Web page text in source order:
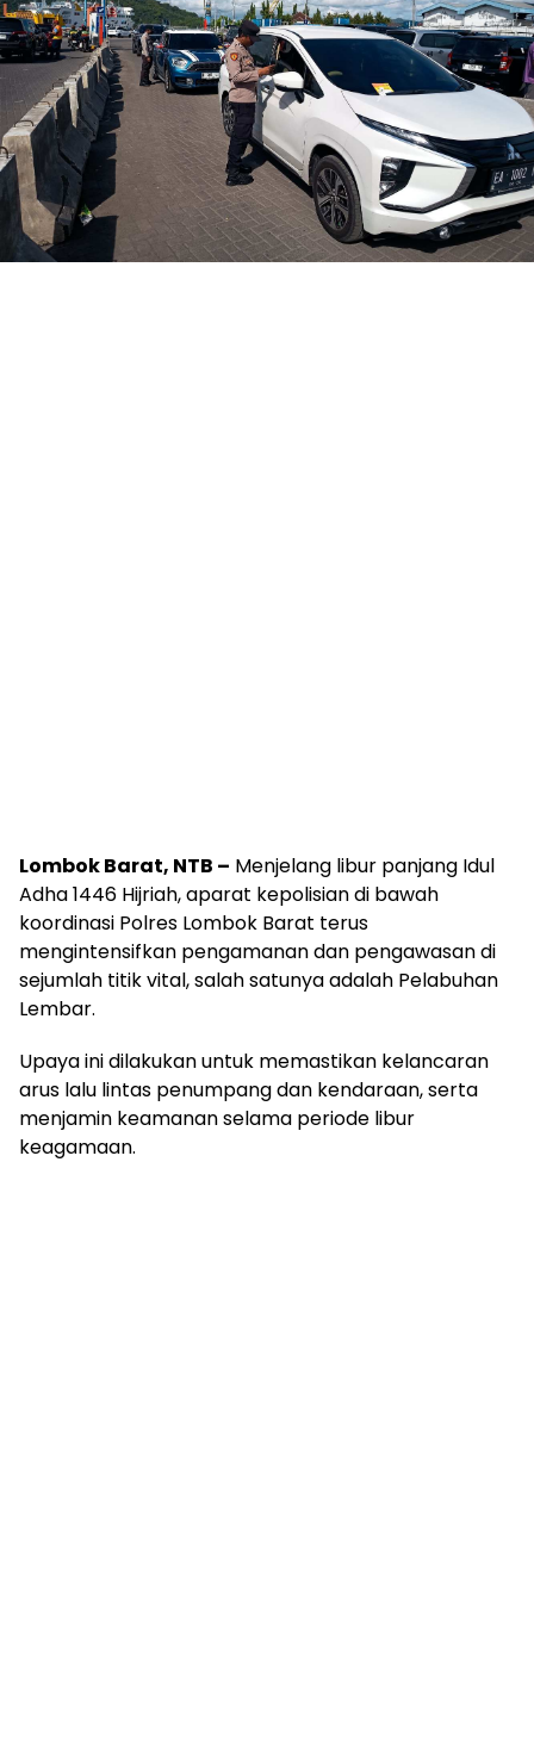
Lombok Barat, NTB – Menjelang libur panjang Idul
Adha 1446 Hijriah, aparat kepolisian di bawah
koordinasi Polres Lombok Barat terus
mengintensifkan pengamanan dan pengawasan di
sejumlah titik vital, salah satunya adalah Pelabuhan
Lembar.
Upaya ini dilakukan untuk memastikan kelancaran
arus lalu lintas penumpang dan kendaraan, serta
menjamin keamanan selama periode libur
keagamaan.